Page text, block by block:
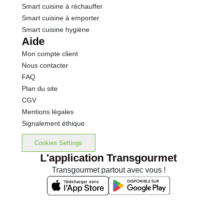
Smart cuisine à réchauffer
Smart cuisine à emporter
Smart cuisine hygiène
Aide
Mon compte client
Nous contacter
FAQ
Plan du site
CGV
Mentions légales
Signalement éthique
Cookies Settings
L'application Transgourmet
Transgourmet partout avec vous !